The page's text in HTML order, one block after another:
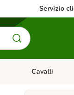
Servizio
Uccelli Apri Menu
Cavalli